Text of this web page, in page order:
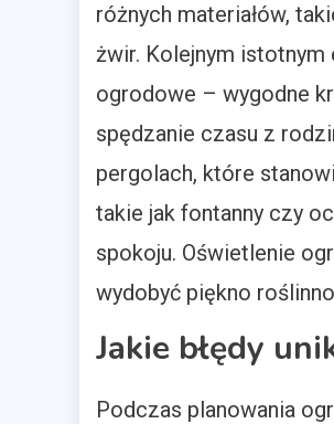
różnych materiałów,
żwir. Kolejnym
ogrodowe – wygodne
spędzanie czasu z
pergolach, które
takie jak fontanny czy
spokoju. Oświetlenie
wydobyć piękno
Jakie błędy
Podczas planowania